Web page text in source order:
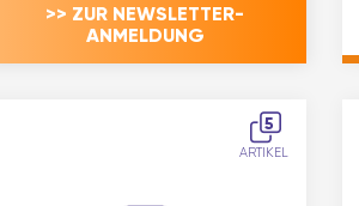
>> ZUR NEWSLETTER-
ANMELDUNG
5
ARTIKEL